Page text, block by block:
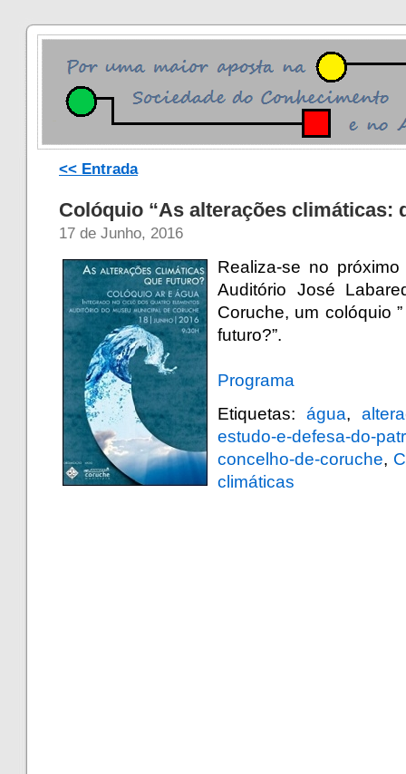
<< Entrada
Colóquio “As alterações climáticas:
17 de Junho, 2016
Realiza-se no
Auditório José
Coruche, um colóquio
futuro?”.
Programa
Etiquetas: água,
estudo-e-defesa-do-
concelho-de-coruche,
climáticas